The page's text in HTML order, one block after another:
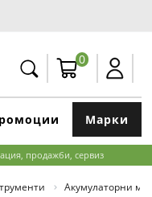
0
Марки
продажби, сервиз
Акумулаторни